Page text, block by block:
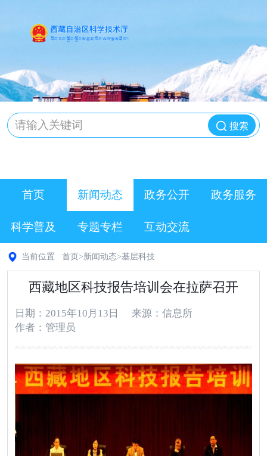
搜索
首页 新闻动态 政务公开 政务服务
科学普及 专题专栏 互动交流
当前位置 首页 >新闻动态>基层科技
西藏地区科技报告培训会在拉萨召开
日期：2015年10月13日
来源：信息所
作者：管理员